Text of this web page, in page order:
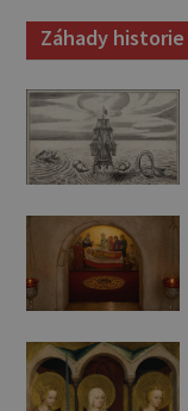
Záhady historie